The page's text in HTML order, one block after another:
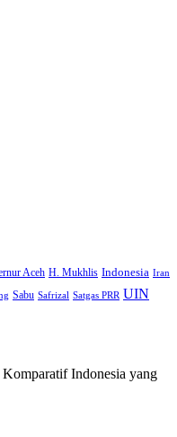
Aceh H. Mukhlis Indonesia Iran
Sabu Safrizal Satgas PRR UIN
Indonesia yang